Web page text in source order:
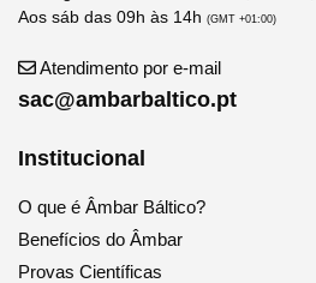
Aos sáb das 09h às 14h (GMT +01:00)
Atendimento por e-mail
sac@ambarbaltico.pt
Institucional
O que é Âmbar Báltico?
Benefícios do Âmbar
Provas Científicas